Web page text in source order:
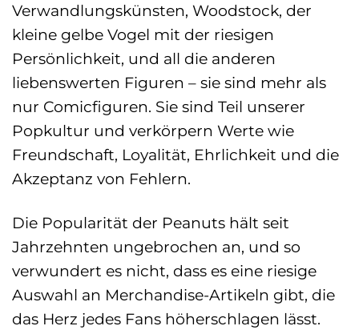
Verwandlungskünsten, Woodstock, der
kleine gelbe Vogel mit der riesigen
Persönlichkeit, und all die anderen
liebenswerten Figuren – sie sind mehr als
nur Comicfiguren. Sie sind Teil unserer
Popkultur und verkörpern Werte wie
Freundschaft, Loyalität, Ehrlichkeit und die
Akzeptanz von Fehlern.
Die Popularität der Peanuts hält seit
Jahrzehnten ungebrochen an, und so
verwundert es nicht, dass es eine riesige
Auswahl an Merchandise-Artikeln gibt, die
das Herz jedes Fans höherschlagen lässt.